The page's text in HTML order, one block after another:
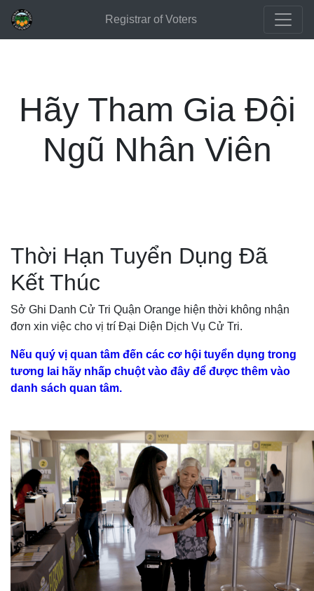
Registrar of Voters
Hãy Tham Gia Đội
Ngũ Nhân Viên
Thời Hạn Tuyển Dụng Đã
Kết Thúc
Sở Ghi Danh Cử Tri Quận Orange hiện thời không nhận
đơn xin việc cho vị trí Đại Diện Dịch Vụ Cử Tri.
Nếu quý vị quan tâm đến các cơ hội tuyển dụng trong
tương lai hãy nhấp chuột vào đây để được thêm vào
danh sách quan tâm.